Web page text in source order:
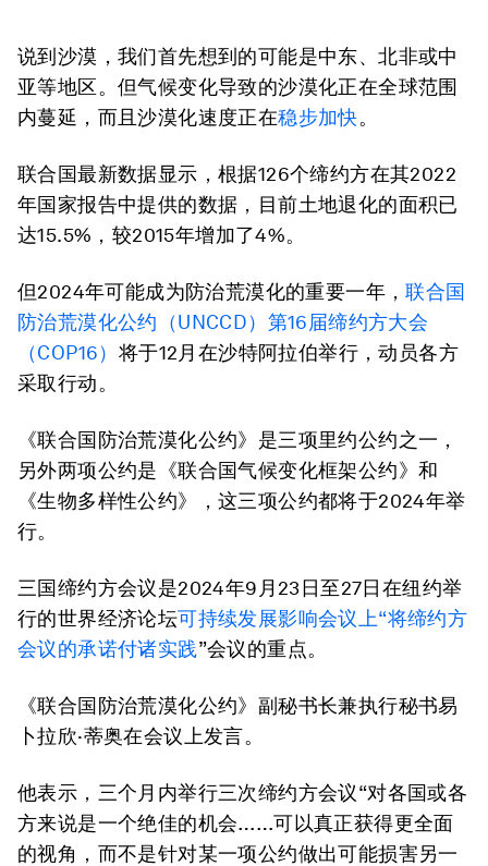
说到沙漠，我们首先想到的可能是中东、北非或中
亚等地区。但气候变化导致的沙漠化正在全球范围
内蔓延，而且沙漠化速度正在稳步加快。
联合国最新数据显示，根据126个缔约方在其2022
年国家报告中提供的数据，目前土地退化的面积已
达15.5%，较2015年增加了4%。
但2024年可能成为防治荒漠化的重要一年，联合国
防治荒漠化公约（UNCCD）第16届缔约方大会
（COP16） 将于12月在沙特阿拉伯举行，动员各方
采取行动。
《联合国防治荒漠化公约》是三项里约公约之一，
另外两项公约是《联合国气候变化框架公约》和
《生物多样性公约》，这三项公约都将于2024年举
行。
三国缔约方会议是2024年9月23日至27日在纽约举
行的世界经济论坛可持续发展影响会议上“将缔约方
会议的承诺付诸实践”会议的重点。
《联合国防治荒漠化公约》副秘书长兼执行秘书易
卜拉欣·蒂奥在会议上发言。
他表示，三个月内举行三次缔约方会议“对各国或各
方来说是一个绝佳的机会……可以真正获得更全面
的视角，而不是针对某一项公约做出可能损害另一